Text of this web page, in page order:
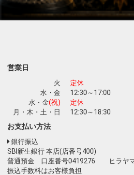
営業日
火
定休
水・金
12:30～17:00
水・金(祝)
定休
月・木・土・日
12:30～18:30
お支払い方法
銀行振込
SBI新生銀行 本店(店番号400)
普通預金 口座番号0419276 ヒラヤ
振込手数料はお客様負担